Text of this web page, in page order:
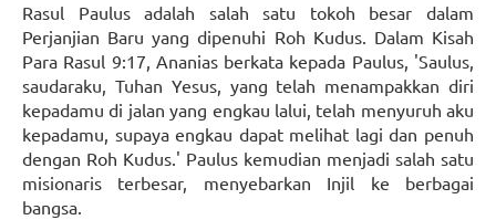
Rasul Paulus adalah salah satu tokoh besar dalam
Perjanjian Baru yang dipenuhi Roh Kudus. Dalam Kisah
Para Rasul 9:17, Ananias berkata kepada Paulus, 'Saulus,
saudaraku, Tuhan Yesus, yang telah menampakkan diri
kepadamu di jalan yang engkau lalui, telah menyuruh aku
kepadamu, supaya engkau dapat melihat lagi dan penuh
dengan Roh Kudus.' Paulus kemudian menjadi salah satu
misionaris terbesar, menyebarkan Injil ke berbagai
bangsa.